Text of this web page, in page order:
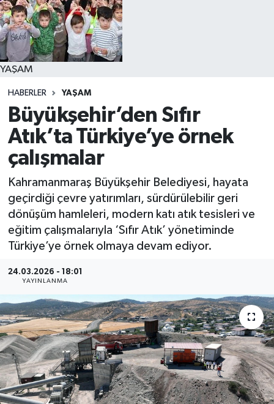
YAŞAM
HABERLER YAŞAM
Büyükşehir’den Sıfır
Atık’ta Türkiye’ye örnek
çalışmalar
Kahramanmaraş Büyükşehir Belediyesi, hayata
geçirdiği çevre yatırımları, sürdürülebilir geri
dönüşüm hamleleri, modern katı atık tesisleri ve
eğitim çalışmalarıyla ‘Sıfır Atık’ yönetiminde
Türkiye’ye örnek olmaya devam ediyor.
24.03.2026 - 18:01
YAYINLANMA
YAŞAM